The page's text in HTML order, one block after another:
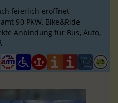
feierlich eröffnet
90 PKW, Bike&Ride
Anbindung für Bus, Auto,